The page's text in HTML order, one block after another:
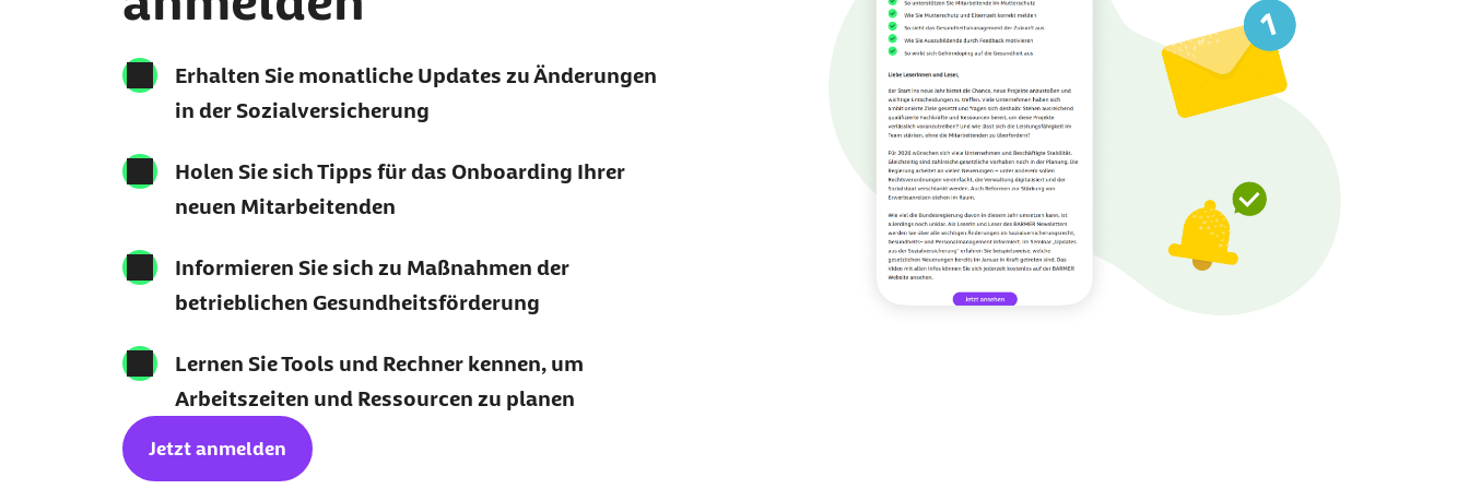
Erhalten Sie monatliche Updates zu Änderungen
in der Sozialversicherung
Holen Sie sich Tipps für das Onboarding Ihrer
neuen Mitarbeitenden
Informieren Sie sich zu Maßnahmen der
betrieblichen Gesundheitsförderung
Lernen Sie Tools und Rechner kennen, um
Arbeitszeiten und Ressourcen zu planen
Jetzt anmelden